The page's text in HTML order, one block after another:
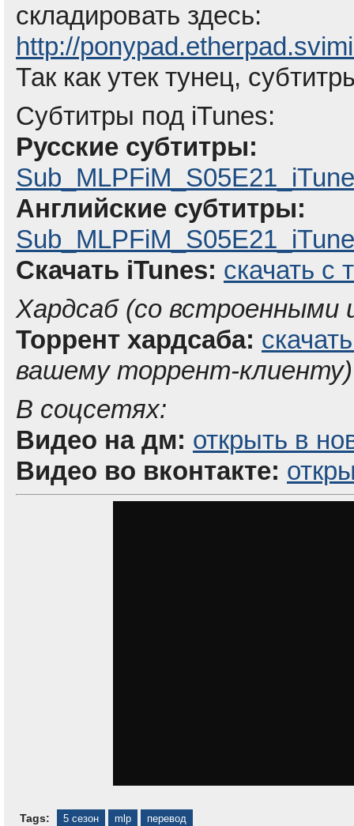
складировать здесь:
http://
Так как утек тунец,
Субтитры под iTunes:
Русские субтитры:
Английские субтитры:
Скачать iTunes: скачать с
Хардсаб (со
Торрент хардсаба:
вашему торрент-клиенту)
В соцсетях:
Видео на дм: открыть в
Видео во вконтакте:
Tags: 5 сезон mlp перевод